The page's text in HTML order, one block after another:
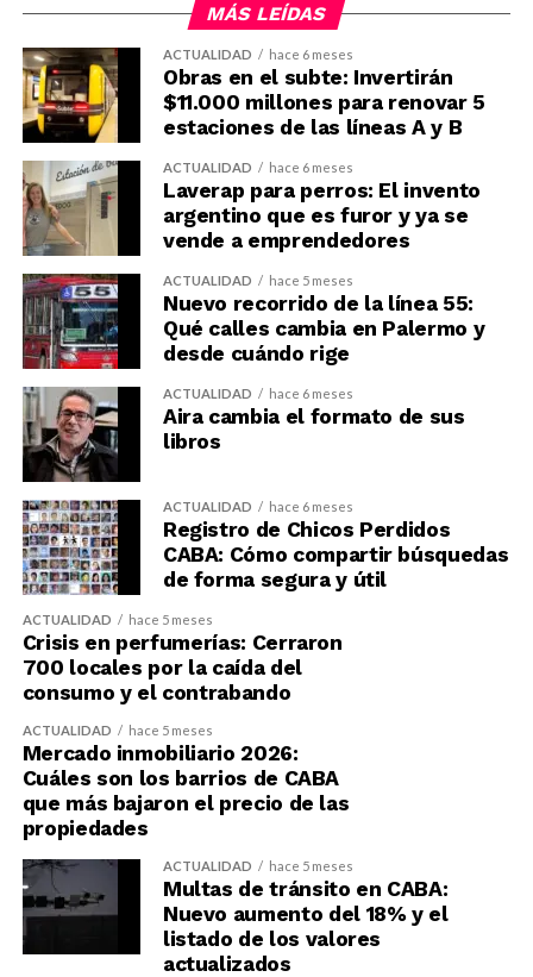
MÁS LEÍDAS
ACTUALIDAD hace 6 meses
Obras en el subte: Invertirán
$11.000 millones para renovar 5
estaciones de las líneas A y B
ACTUALIDAD hace 6 meses
Laverap para perros: El invento
argentino que es furor y ya se
vende a emprendedores
ACTUALIDAD hace 5 meses
Nuevo recorrido de la línea 55:
Qué calles cambia en Palermo y
desde cuándo rige
ACTUALIDAD hace 6 meses
Aira cambia el formato de sus
libros
ACTUALIDAD hace 6 meses
Registro de Chicos Perdidos
CABA: Cómo compartir búsquedas
de forma segura y útil
ACTUALIDAD hace 5 meses
Crisis en perfumerías: Cerraron
700 locales por la caída del
consumo y el contrabando
ACTUALIDAD hace 5 meses
Mercado inmobiliario 2026:
Cuáles son los barrios de CABA
que más bajaron el precio de las
propiedades
ACTUALIDAD hace 5 meses
Multas de tránsito en CABA:
Nuevo aumento del 18% y el
listado de los valores
actualizados